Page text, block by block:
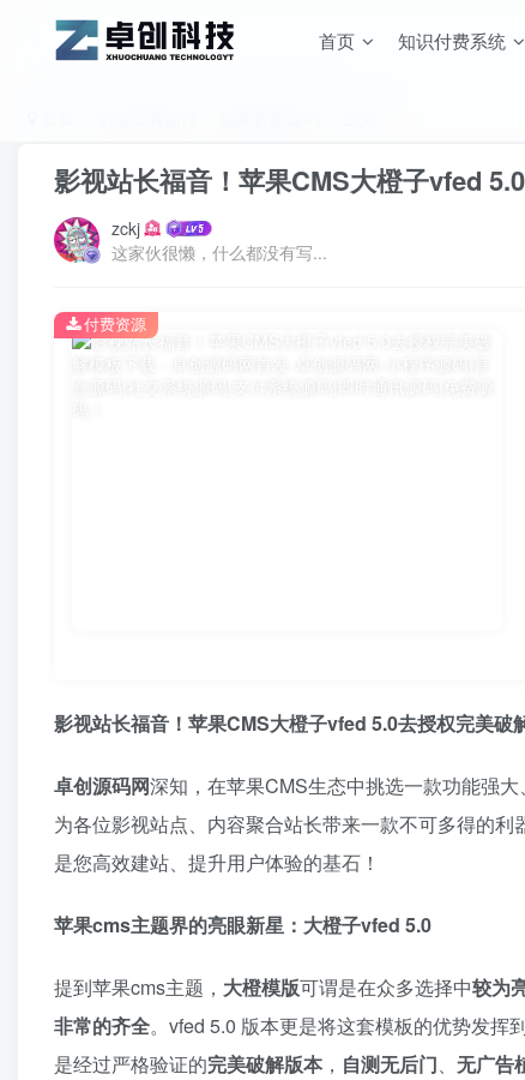
首页 知识付费系统
影视站长福音！苹果CMS大橙子vfed
zckj
这家伙很懒，什么都没有写...
付费资源
影视站长福音！苹果CMS大橙子vfed 5.0去授权完美破
卓创源码网深知，在苹果CMS生态中挑选一款功能强
为各位影视站点、内容聚合站长带来一款不可多得的
是您高效建站、提升用户体验的基石！
苹果cms主题界的亮眼新星：大橙子vfed 5.0
提到苹果cms主题，​ 大橙模版可谓是在众多选择中较为
非常的齐全。vfed 5.0 版本更是将这套模板的优势发挥
是经过严格验证的完美破解版本，​ 自测无后门、 无广告